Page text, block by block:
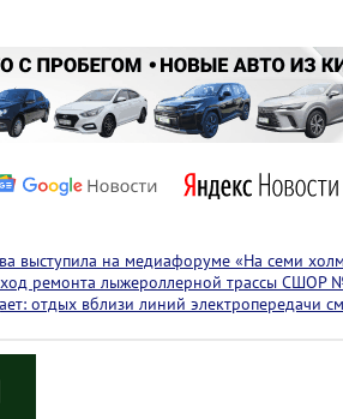
выступила на медиафоруме «На семи
ремонта лыжероллерной трассы СШОР
отдых вблизи линий электропередачи